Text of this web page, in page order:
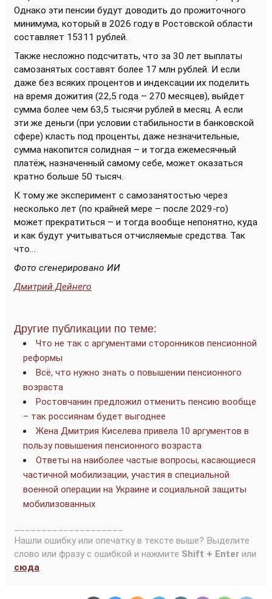
Однако эти пенсии будут доводить до прожиточного
минимума, который в 2026 году в Ростовской области
составляет 15311 рублей.
Также несложно подсчитать, что за 30 лет выплаты
самозанятых составят более 17 млн рублей. И если
даже без всяких процентов и индексации их поделить
на время дожития (22,5 года – 270 месяцев), выйдет
сумма более чем 63,5 тысячи рублей в месяц. А если
эти же деньги (при условии стабильности в банковской
сфере) класть под проценты, даже незначительные,
сумма накопится солидная – и тогда ежемесячный
платёж, назначенный самому себе, может оказаться
кратно больше 50 тысяч.
К тому же эксперимент с самозанятостью через
несколько лет (по крайней мере – после 2029-го)
может прекратиться – и тогда вообще непонятно, куда
и как будут учитываться отчисляемые средства. Так
что…
Фото сгенерировано ИИ
Дмитрий Дейнего
Другие публикации по теме:
Что не так с аргументами сторонников пенсионной
реформы
Всё, что нужно знать о повышении пенсионного
возраста
Ростовчанин предложил отменить пенсию вообще
– так россиянам будет выгоднее
Жена Дмитрия Киселева привела 10 аргументов в
пользу повышения пенсионного возраста
Ответы на наиболее частые вопросы, касающиеся
частичной мобилизации, участия в специальной
военной операции на Украине и социальной защиты
мобилизованных
Нашли ошибку или опечатку в тексте выше? Выделите
слово или фразу с ошибкой и нажмите Shift + Enter или
сюда.